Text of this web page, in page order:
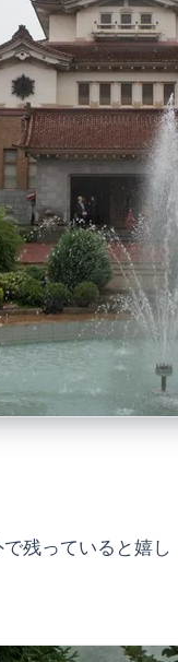
残っていると嬉し